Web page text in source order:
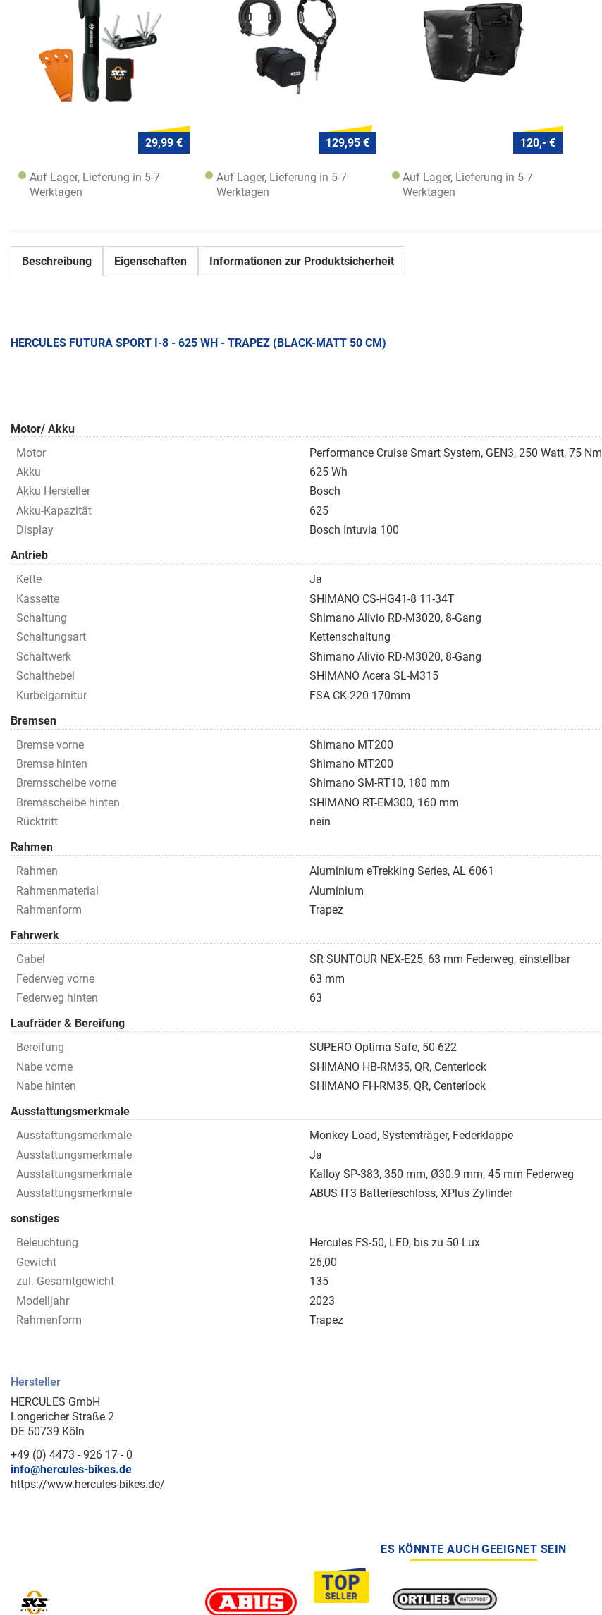
29,99 €
Auf Lager, Lieferung in 5-7
Werktagen
129,95 €
Auf Lager, Lieferung in 5-7
Werktagen
120,- €
Auf Lager, Lieferung in 5-7
Werktagen
Beschreibung Eigenschaften Informationen zur Produktsicherheit
HERCULES FUTURA SPORT I-8 - 625 WH - TRAPEZ (BLACK-MATT 50 CM)
Motor/ Akku
Motor
Performance Cruise Smart System, GEN3, 250 Watt, 75 Nm
Akku
625 Wh
Akku Hersteller
Bosch
Akku-Kapazität
625
Display
Bosch Intuvia 100
Antrieb
Kette
Ja
Kassette
SHIMANO CS-HG41-8 11-34T
Schaltung
Shimano Alivio RD-M3020, 8-Gang
Schaltungsart
Kettenschaltung
Schaltwerk
Shimano Alivio RD-M3020, 8-Gang
Schalthebel
SHIMANO Acera SL-M315
Kurbelgarnitur
FSA CK-220 170mm
Bremsen
Bremse vorne
Shimano MT200
Bremse hinten
Shimano MT200
Bremsscheibe vorne
Shimano SM-RT10, 180 mm
Bremsscheibe hinten
SHIMANO RT-EM300, 160 mm
Rücktritt
nein
Rahmen
Rahmen
Aluminium eTrekking Series, AL 6061
Rahmenmaterial
Aluminium
Rahmenform
Trapez
Fahrwerk
Gabel
SR SUNTOUR NEX-E25, 63 mm Federweg, einstellbar
Federweg vorne
63 mm
Federweg hinten
63
Laufräder & Bereifung
Bereifung
SUPERO Optima Safe, 50-622
Nabe vorne
SHIMANO HB-RM35, QR, Centerlock
Nabe hinten
SHIMANO FH-RM35, QR, Centerlock
Ausstattungsmerkmale
Ausstattungsmerkmale
Monkey Load, Systemträger, Federklappe
Ausstattungsmerkmale
Ja
Ausstattungsmerkmale
Kalloy SP-383, 350 mm, Ø30.9 mm, 45 mm Federweg
Ausstattungsmerkmale
ABUS IT3 Batterieschloss, XPlus Zylinder
sonstiges
Beleuchtung
Hercules FS-50, LED, bis zu 50 Lux
Gewicht
26,00
zul. Gesamtgewicht
135
Modelljahr
2023
Rahmenform
Trapez
Hersteller
HERCULES GmbH
Longericher Straße 2
DE 50739 Köln
+49 (0) 4473 - 926 17 - 0
info@hercules-bikes.de
https://www.hercules-bikes.de/
ES KÖNNTE AUCH GEEIGNET SEIN